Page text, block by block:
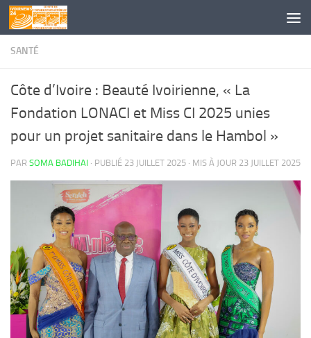
Skip to content
SANTÉ
Côte d’Ivoire : Beauté Ivoirienne, « La
Fondation LONACI et Miss CI 2025 unies
pour un projet sanitaire dans le Hambol »
PAR SOMA BADIHAI · PUBLIÉ 23 JUILLET 2025 · MIS À JOUR 23 JUILLET 2025